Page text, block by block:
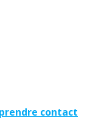
prendre contact